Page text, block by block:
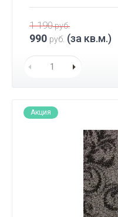
1 190руб.
990 руб. (за кв.м.)
Акция